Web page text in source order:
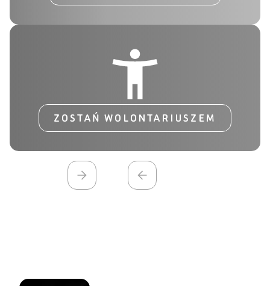
ZOSTAŃ WOLONTARIUSZEM